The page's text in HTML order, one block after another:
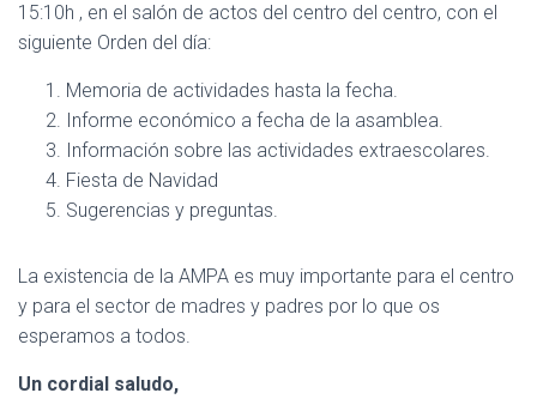
15:10h , en el salón de actos del centro del centro, con el
siguiente Orden del día:
Memoria de actividades hasta la fecha.
Informe económico a fecha de la asamblea.
Información sobre las actividades extraescolares.
Fiesta de Navidad
Sugerencias y preguntas.
La existencia de la AMPA es muy importante para el centro
y para el sector de madres y padres por lo que os
esperamos a todos.
Un cordial saludo,